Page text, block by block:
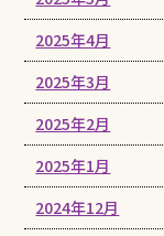
2025年4月
2025年3月
2025年2月
2025年1月
2024年12月